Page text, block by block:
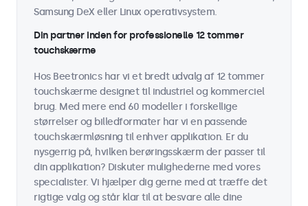
Samsung DeX eller Linux operativsystem.
Din partner inden for professionelle 12 tommer
touchskærme
Hos Beetronics har vi et bredt udvalg af 12 tommer
touchskærme designet til industriel og kommerciel
brug. Med mere end 60 modeller i forskellige
størrelser og billedformater har vi en passende
touchskærmløsning til enhver applikation. Er du
nysgerrig på, hvilken berøringsskærm der passer til
din applikation? Diskuter mulighederne med vores
specialister. Vi hjælper dig gerne med at træffe det
rigtige valg og står klar til at besvare alle dine